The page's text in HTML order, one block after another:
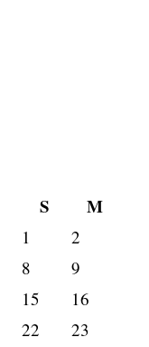
S M
1
2
8
9
15
16
22
23